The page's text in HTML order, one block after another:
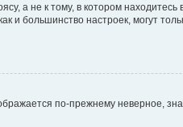
а не к тому, в котором
и большинство настроек, могут
по-прежнему неверное,